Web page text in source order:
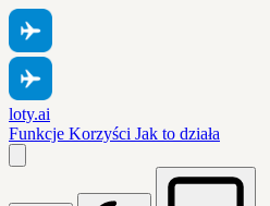
loty.ai
Funkcje Korzyści Jak to działa